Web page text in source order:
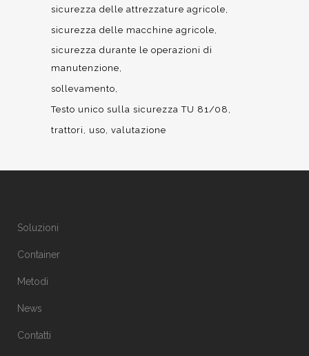
sicurezza delle attrezzature agricole
sicurezza delle macchine agricole
sicurezza durante le operazioni di
manutenzione
sollevamento
Testo unico sulla sicurezza TU 81/08
trattori
uso valutazione
Soluzioni
Container
Metodi
News
Contatti